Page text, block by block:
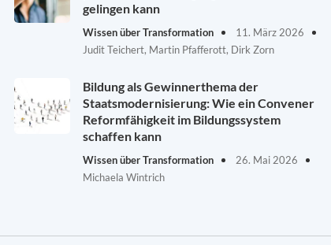
gelingen kann
Wissen über Transformation
11. März 2026
Judit Teichert, Martin Pfafferott, Dirk Zorn
Bildung als Gewinnerthema der
Staatsmodernisierung: Wie ein Convener
Reformfähigkeit im Bildungssystem
schaffen kann
Wissen über Transformation
26. Mai 2026
Michaela Wintrich